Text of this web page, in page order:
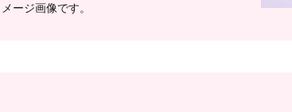
ージ画像です。